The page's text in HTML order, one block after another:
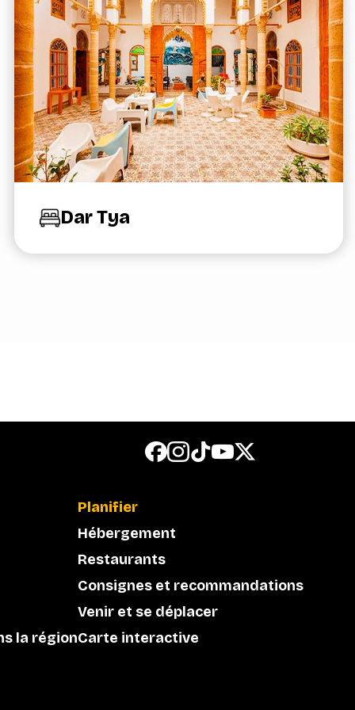
Dar Tya
la région
Planifier
Hébergement
Restaurants
Consignes et recommandations
Venir et se déplacer
Carte interactive